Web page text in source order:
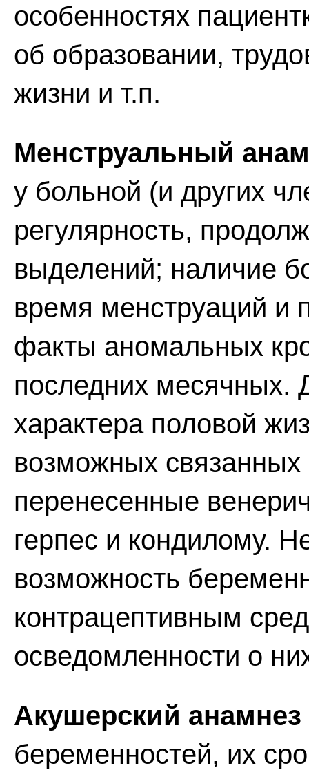
особенностях
об образовании,
жизни и т.п.
Менструальный
у больной (и других
регулярность,
выделений; наличие
время менструаций и
факты аномальных
последних месячных.
характера половой
возможных
перенесенные
герпес и кондилому.
возможность
контрацептивным
осведомленности о
Акушерский анамнез
беременностей, их